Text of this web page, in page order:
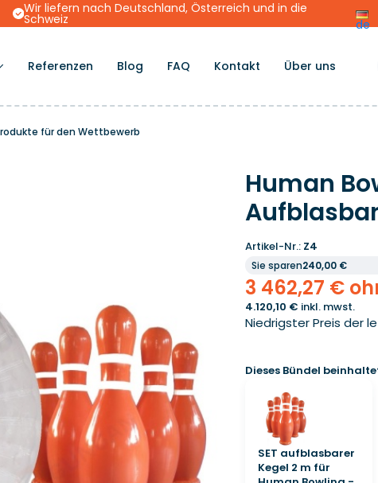
Wir liefern nach Deutschland, Österreich und in die
Schweiz de
Referenzen Blog FAQ Kontakt Über uns
für den Wettbewerb
Human
Artikel-Nr.: Z4
Sie sparen240,00 €
3 462,27 €
4.120,10 € inkl. mwst.
Niedrigster Preis der
Dieses Bündel
SET aufblasbarer
Kegel 2 m für